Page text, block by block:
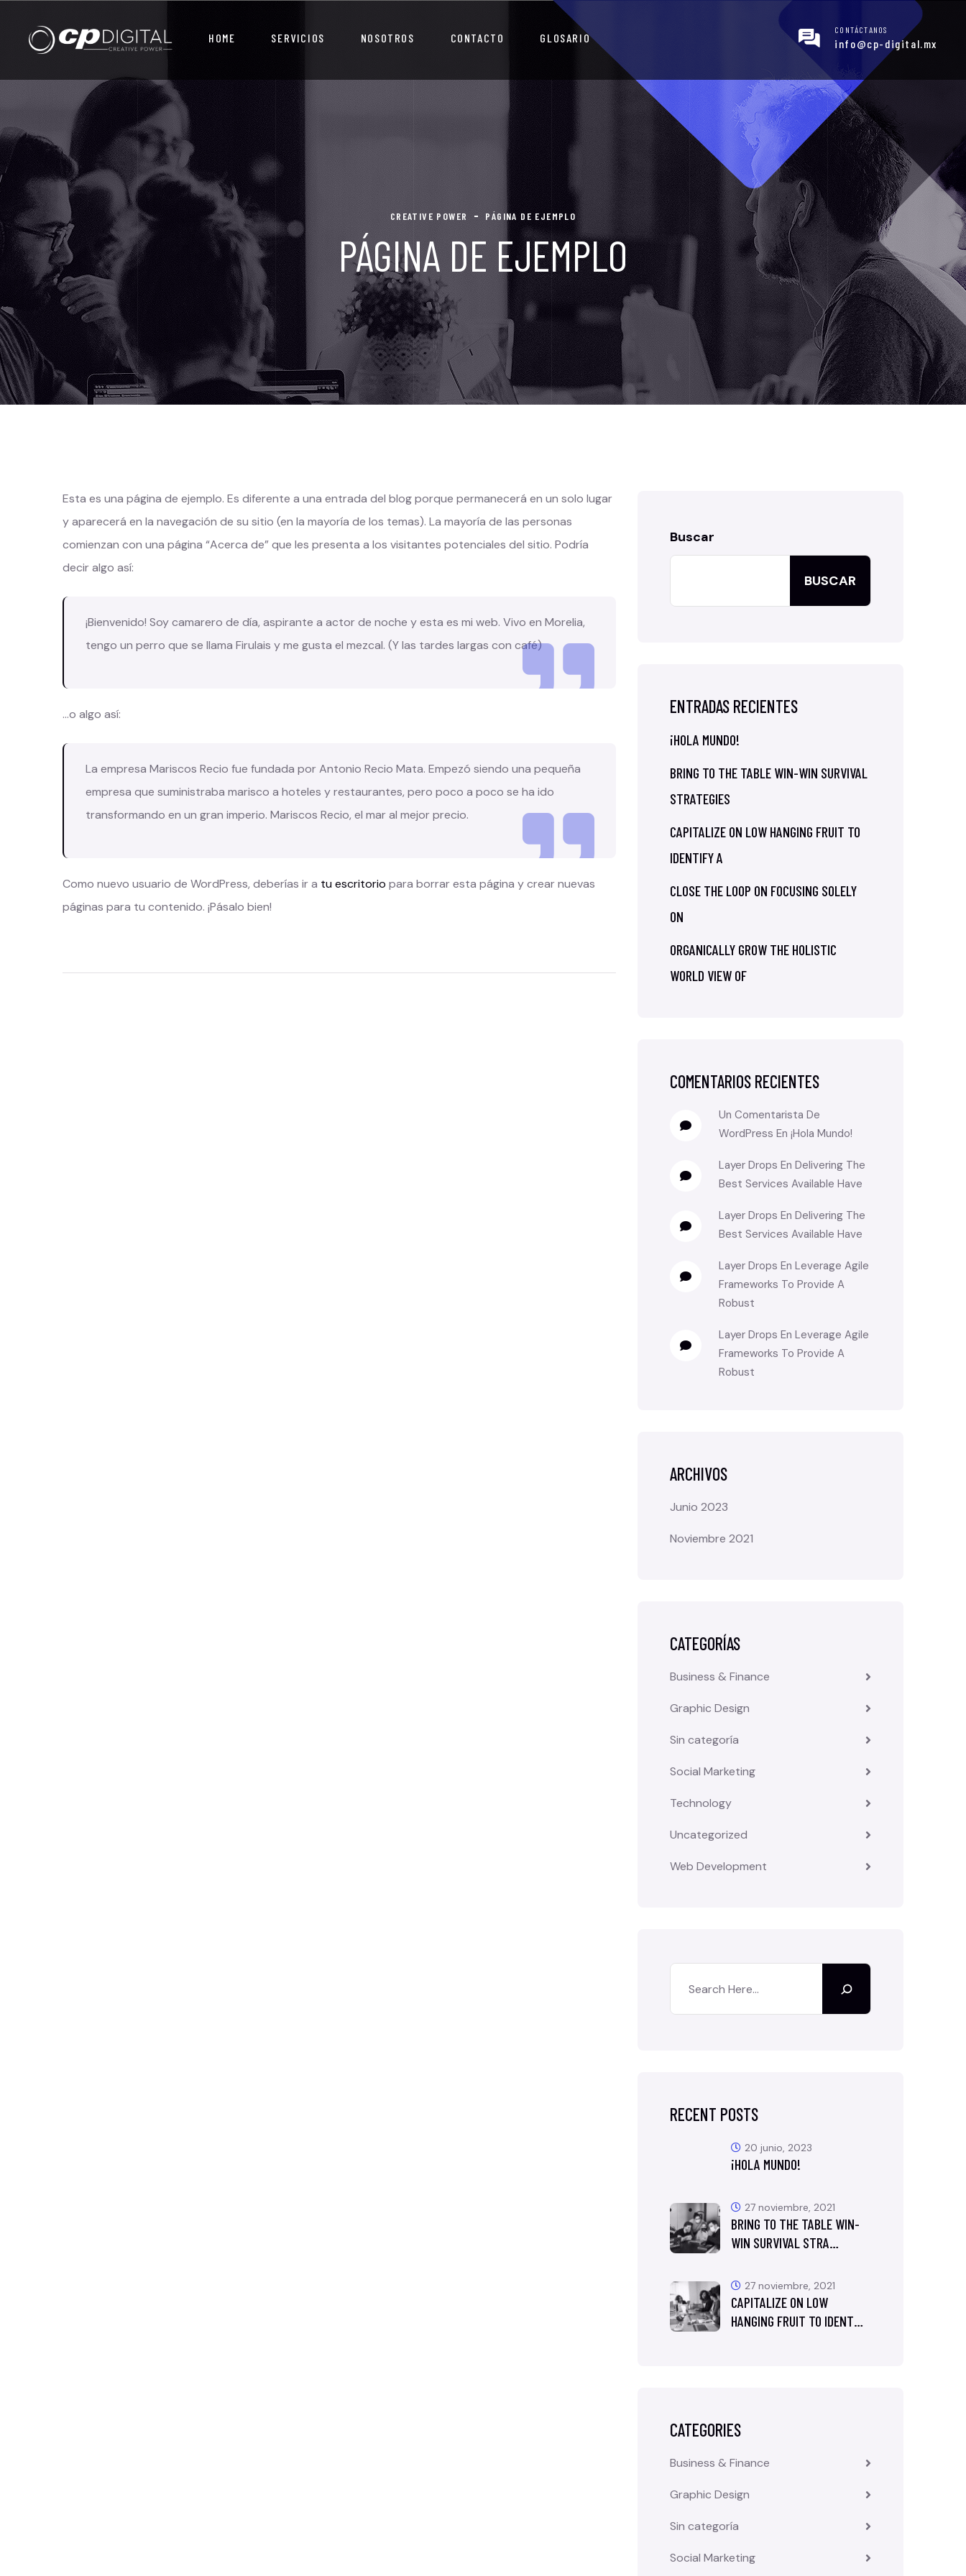
HOME SERVICIOS NOSOTROS CONTACTO GLOSARIO
CONTÁCTANOS
info@cp-digital.mx
CREATIVE POWER PÁGINA DE EJEMPLO
PÁGINA DE EJEMPLO
Esta es una página de ejemplo. Es diferente a una entrada del blog porque permanecerá en un solo lugar
y aparecerá en la navegación de su sitio (en la mayoría de los temas). La mayoría de las personas
comienzan con una página “Acerca de” que les presenta a los visitantes potenciales del sitio. Podría
decir algo así:
¡Bienvenido! Soy camarero de día, aspirante a actor de noche y esta es mi web. Vivo en Morelia,
tengo un perro que se llama Firulais y me gusta el mezcal. (Y las tardes largas con café)
…o algo así:
La empresa Mariscos Recio fue fundada por Antonio Recio Mata. Empezó siendo una pequeña
empresa que suministraba marisco a hoteles y restaurantes, pero poco a poco se ha ido
transformando en un gran imperio. Mariscos Recio, el mar al mejor precio.
Como nuevo usuario de WordPress, deberías ir a tu escritorio para borrar esta página y crear nuevas
páginas para tu contenido. ¡Pásalo bien!
Buscar
BUSCAR
ENTRADAS RECIENTES
¡HOLA MUNDO!
BRING TO THE TABLE WIN-WIN SURVIVAL
STRATEGIES
CAPITALIZE ON LOW HANGING FRUIT TO
IDENTIFY A
CLOSE THE LOOP ON FOCUSING SOLELY
ON
ORGANICALLY GROW THE HOLISTIC
WORLD VIEW OF
COMENTARIOS RECIENTES
Un Comentarista De
WordPress En ¡Hola Mundo!
Layer Drops En Delivering The
Best Services Available Have
Layer Drops En Delivering The
Best Services Available Have
Layer Drops En Leverage Agile
Frameworks To Provide A
Robust
Layer Drops En Leverage Agile
Frameworks To Provide A
Robust
ARCHIVOS
Junio 2023
Noviembre 2021
CATEGORÍAS
Business & Finance
Graphic Design
Sin categoría
Social Marketing
Technology
Uncategorized
Web Development
RECENT POSTS
¡HOLA MUNDO!
20 junio, 2023
BRING TO THE TABLE WIN-
WIN SURVIVAL STRA…
27 noviembre, 2021
CAPITALIZE ON LOW
HANGING FRUIT TO IDENT…
27 noviembre, 2021
CATEGORIES
Business & Finance
Graphic Design
Sin categoría
Social Marketing